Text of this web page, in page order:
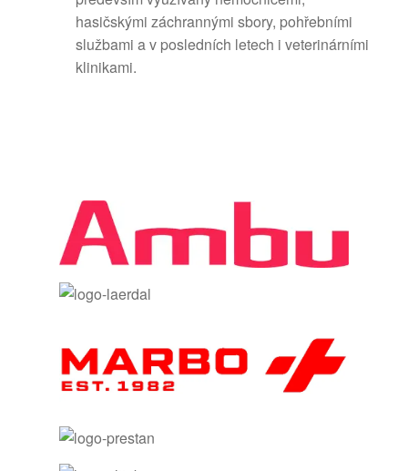
hasičskými záchrannými sbory, pohřebními
službami a v posledních letech i veterinárními
klinikami.